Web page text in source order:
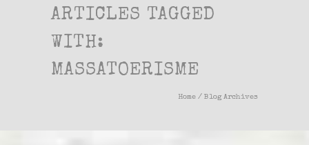
ARTICLES TAGGED
WITH:
MASSATOERISME
Home / Blog Archives